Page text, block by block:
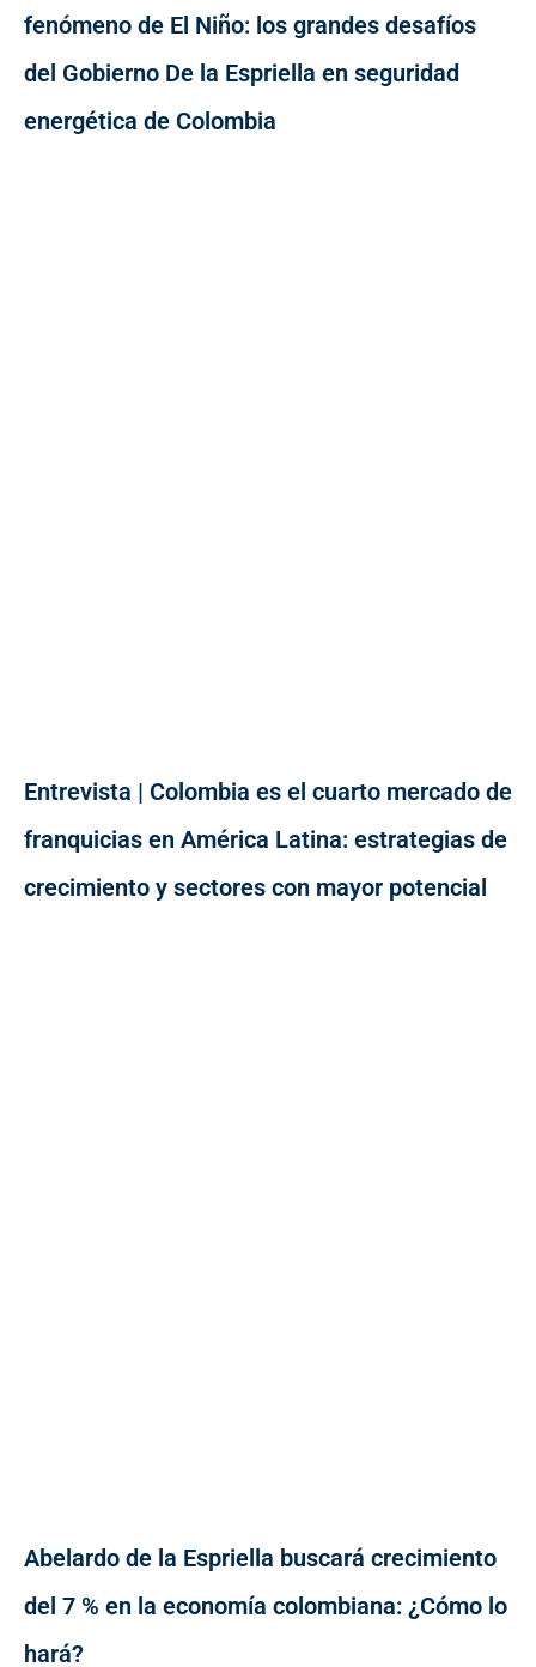
fenómeno de El Niño: los grandes desafíos
del Gobierno De la Espriella en seguridad
energética de Colombia
Entrevista | Colombia es el cuarto mercado de
franquicias en América Latina: estrategias de
crecimiento y sectores con mayor potencial
Abelardo de la Espriella buscará crecimiento
del 7 % en la economía colombiana: ¿Cómo lo
hará?